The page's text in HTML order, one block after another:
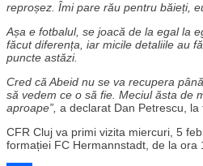
reproșez. Îmi pare rău pentru băieți,
Așa e fotbalul, se joacă de la egal la
făcut diferența, iar micile detaliile au
puncte astăzi.
Cred că Abeid nu se va recupera
să vedem ce o să fie. Meciul ăsta de
aproape”, a declarat Dan Petrescu, la
CFR Cluj va primi vizita miercuri, 5
formației FC Hermannstadt, de la ora